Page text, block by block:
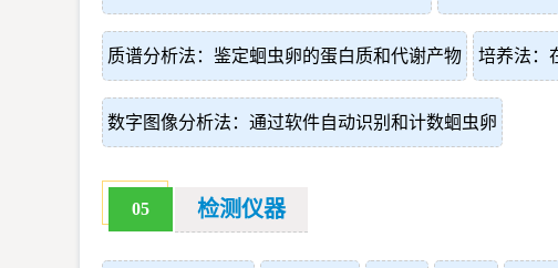
质谱分析法：鉴定蛔虫卵的蛋白质和代谢产物 培养法：
数字图像分析法：通过软件自动识别和计数蛔虫卵
05 检测仪器